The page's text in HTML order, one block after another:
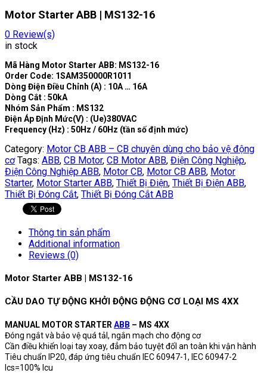
Motor Starter ABB | MS132-16
0 Review(s)
in stock
Mã Hàng Motor Starter ABB: MS132-16
Order Code: 1SAM350000R1011
Dòng Điện Điều Chỉnh (A) : 10A … 16A
Dòng Cắt : 50kA
Nhóm Sản Phẩm : MS132
Điện Áp Định Mức(V) : (Ue)380VAC
Frequency (Hz) : 50Hz / 60Hz (tần số định mức)
Category: Motor CB ABB – CB chuyên dùng cho bảo vệ động
cơ Tags: ABB, CB Motor, CB Motor ABB, Điện Công Nghiệp,
Điện Công Nghiệp ABB, Motor CB, Motor CB ABB, Motor
Starter, Motor Starter ABB, Thiết Bị Điện, Thiết Bị Điện ABB,
Thiết Bị Đóng Cắt, Thiết Bị Đóng Cắt ABB
Thông tin sản phẩm
Additional information
Reviews (0)
Motor Starter ABB | MS132-16
CẦU DAO TỰ ĐỘNG KHỞI ĐỘNG ĐỘNG CƠ LOẠI MS 4XX
MANUAL MOTOR STARTER ABB – MS 4XX
Đóng ngắt và bảo vệ quá tảI, ngắn mạch cho động cơ
Cần điều khiển loại tay xoay, đẳm bảo tuyệt đốI an toàn khi vận hành
Tiêu chuẩn IP20, đáp ứng tiêu chuẩn IEC 60947-1, IEC 60947-2
Ics=100% Icu